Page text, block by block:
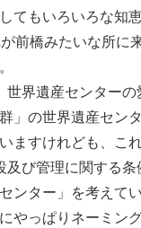
てもいろいろな知
前橋みたいな所に
界遺産センターの
の世界遺産セン
ますけれども、こ
び管理に関する条
ンター」を考えて
やっぱりネーミン